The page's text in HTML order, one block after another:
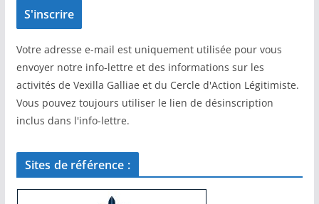
Votre adresse e-mail est uniquement utilisée pour vous
envoyer notre info-lettre et des informations sur les
activités de Vexilla Galliae et du Cercle d'Action Légitimiste.
Vous pouvez toujours utiliser le lien de désinscription
inclus dans l'info-lettre.
Sites de référence :